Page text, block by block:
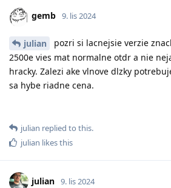
gemb 9. lis 2024
julian
pozri si lacnejsie verzie
2500e vies mat normalne otdr a nie
hracky. Zalezi ake vlnove dlzky
sa hybe riadne cena.
julian replied to this.
julian likes this
julian 9. lis 2024